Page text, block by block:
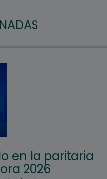
en la paritaria
2026